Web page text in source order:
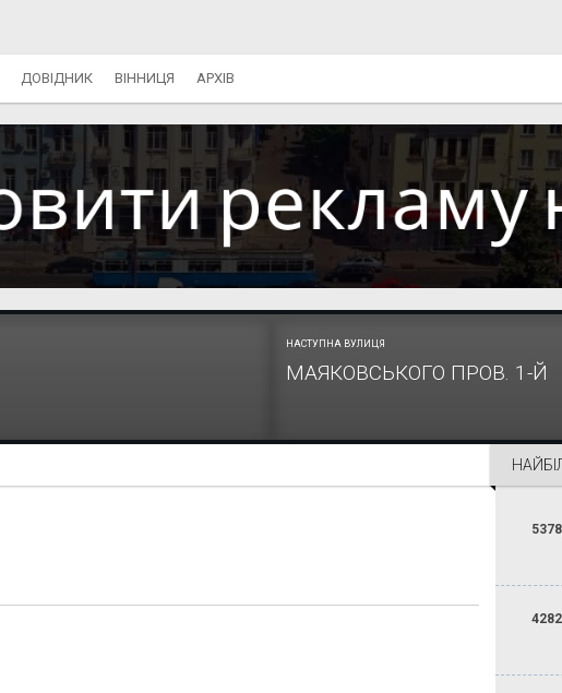
ДОВІДНИК ВІННИЦЯ АРХІВ
НАСТУПНА ВУЛИЦЯ
МАЯКОВСЬКОГО ПРОВ. 1-Й
5378
4282